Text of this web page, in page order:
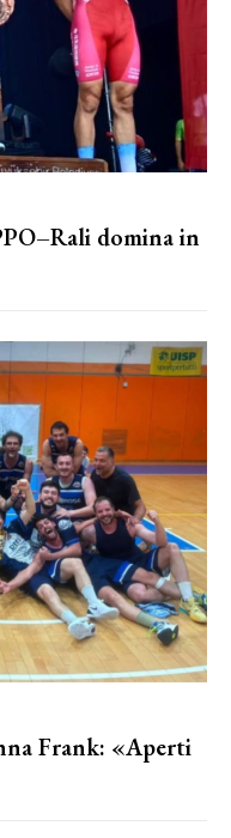
domina in
Frank: «Aperti